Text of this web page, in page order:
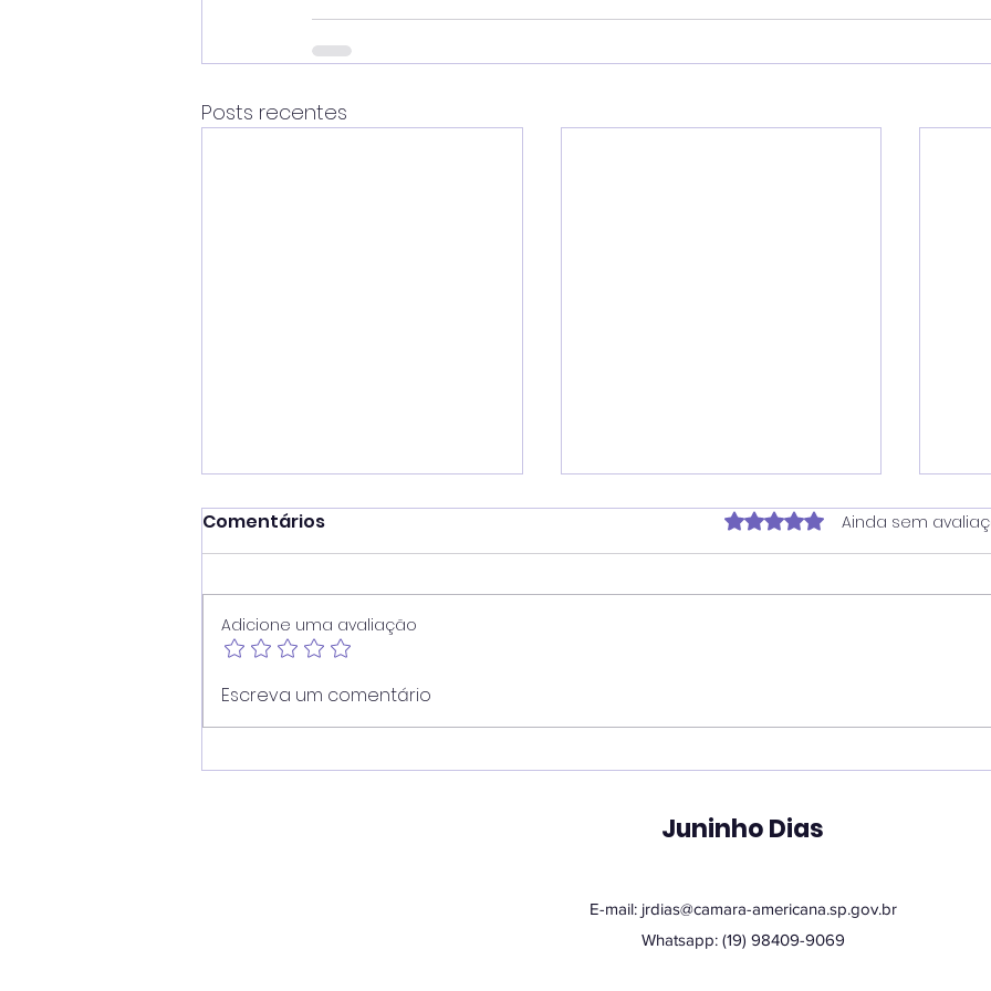
Posts recentes
Juninho reforça atuação
contra dependência em
propõe programa que
tecnologia
Comentários Avaliado com 0 de 5
Ainda sem
Adicione uma avaliação
Escreva um comentário
Juninho Dias
E-mail: jrdias@camara-americana.sp.gov.br
Whatsapp: (19) 98409-9069